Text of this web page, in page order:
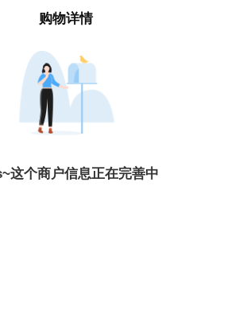
购物详情
这个商户信息正在完善中